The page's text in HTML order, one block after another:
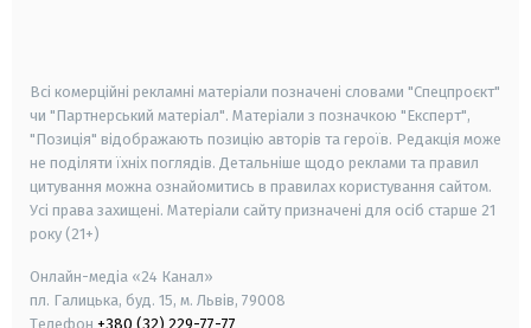
Всі комерційні рекламні матеріали позначені словами "Спецпроєкт"
чи "Партнерський матеріал". Матеріали з позначкою "Експерт",
"Позиція" відображають позицію авторів та героїв. Редакція може
не поділяти їхніх поглядів. Детальніше щодо реклами та правил
цитування можна ознайомитись в правилах користування сайтом.
Усі права захищені. Матеріали сайту призначені для осіб старше 21
року (21+)
Онлайн-медіа «24 Канал»
пл. Галицька, буд. 15, м. Львів, 79008
Телефон +380 (32) 229-77-77